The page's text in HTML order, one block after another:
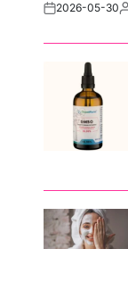
Post2026-05-30